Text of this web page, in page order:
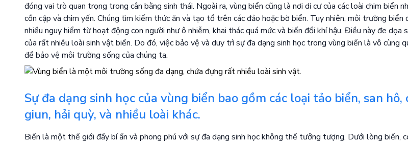
đóng vai trò quan trọng trong cân bằng sinh thái. Ngoài ra, vùng biển cũng là nơi di cư của các loài chim biển
cồn cập và chim yến. Chúng tìm kiếm thức ăn và tạo tổ trên các đảo hoặc bờ biển. Tuy nhiên, môi trường biển
nhiều nguy hiểm từ hoạt động con người như ô nhiễm, khai thác quá mức và biến đổi khí hậu. Điều này đe dọa
của rất nhiều loài sinh vật biển. Do đó, việc bảo vệ và duy trì sự đa dạng sinh học trong vùng biển là vô cùng
để bảo vệ môi trường sống của chúng ta.
Sự đa dạng sinh học của vùng biển bao gồm các loại tảo biển, san hô,
giun, hải quỳ, và nhiều loài khác.
Biển là một thế giới đầy bí ẩn và phong phú với sự đa dạng sinh học không thể tưởng tượng. Dưới lòng biển,